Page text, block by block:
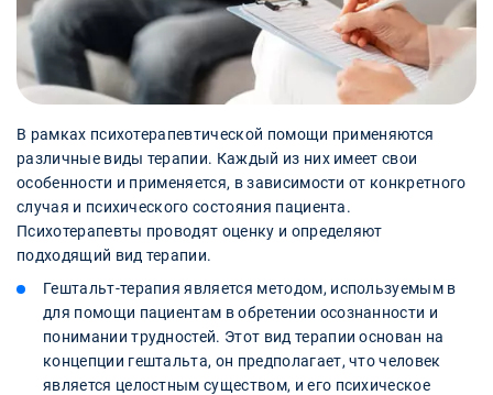
В рамках психотерапевтической помощи применяются
различные виды терапии. Каждый из них имеет свои
особенности и применяется, в зависимости от конкретного
случая и психического состояния пациента.
Психотерапевты проводят оценку и определяют
подходящий вид терапии.
Гештальт-терапия является методом, используемым в
для помощи пациентам в обретении осознанности и
понимании трудностей. Этот вид терапии основан на
концепции гештальта, он предполагает, что человек
является целостным существом, и его психическое